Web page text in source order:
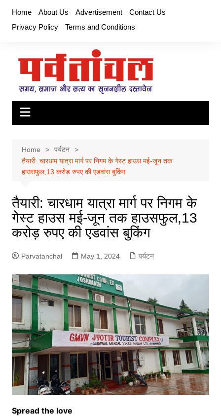
content
Home About Us Advertisement
Contact Us
Privacy Policy
Terms and Conditions
Home
पर्यटन
तैयारी: चारधाम यात्रा मार्ग पर निगम के गेस्ट हाउस मई-जून तक
हाउसफुल,13 करोड़ रुपए की एडवांस बुकिंग
तैयारी: चारधाम यात्रा मार्ग पर निगम के
गेस्ट हाउस मई-जून तक हाउसफुल,13
करोड़ रुपए की एडवांस बुकिंग
Parvatanchal May 1, 2024 पर्यटन
Spread the love